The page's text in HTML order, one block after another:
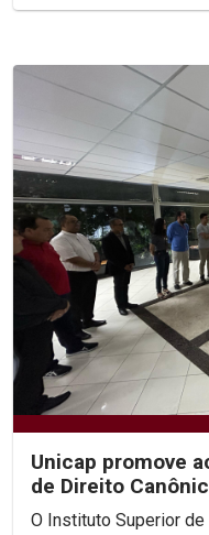
Unicap promove
de Direito
O Instituto Superior